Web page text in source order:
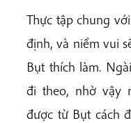
Thực tập chung
định, và niềm vui
Bụt thích làm.
đi theo, nhờ vậy
được từ Bụt cách